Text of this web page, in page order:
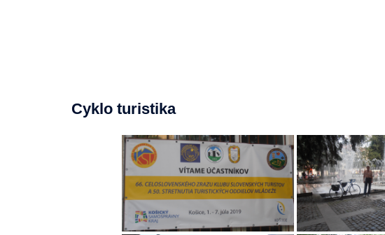
Cyklo turistika